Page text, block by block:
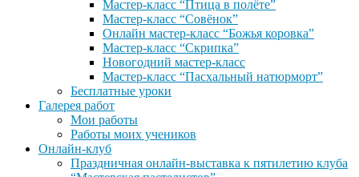
Мастер-класс “Птица в полёте”
Мастер-класс “Совёнок”
Онлайн мастер-класс “Божья коровка”
Мастер-класс “Скрипка”
Новогодний мастер-класс
Мастер-класс “Пасхальный натюрморт”
Бесплатные уроки
Галерея работ
Мои работы
Работы моих учеников
Онлайн-клуб
Праздничная онлайн-выставка к пятилетию клуба